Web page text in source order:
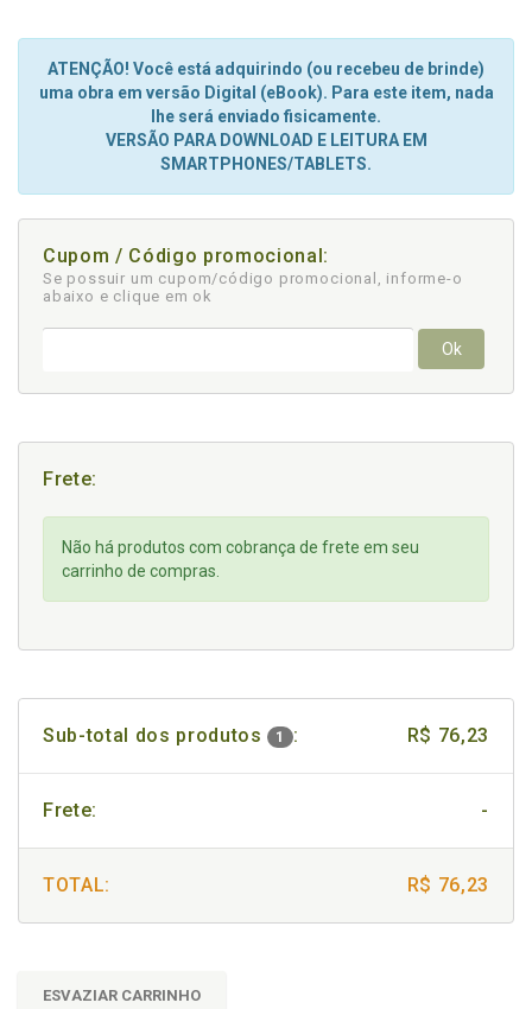
ATENÇÃO! Você está adquirindo (ou recebeu de brinde)
uma obra em versão Digital (eBook). Para este item, nada
lhe será enviado fisicamente.
VERSÃO PARA DOWNLOAD E LEITURA EM
SMARTPHONES/TABLETS.
Cupom / Código promocional:
Se possuir um cupom/código promocional, informe-o
abaixo e clique em ok
Ok
Frete:
Não há produtos com cobrança de frete em seu
carrinho de compras.
Sub-total dos produtos 1 : R$ 76,23
Frete: -
TOTAL: R$ 76,23
ESVAZIAR CARRINHO